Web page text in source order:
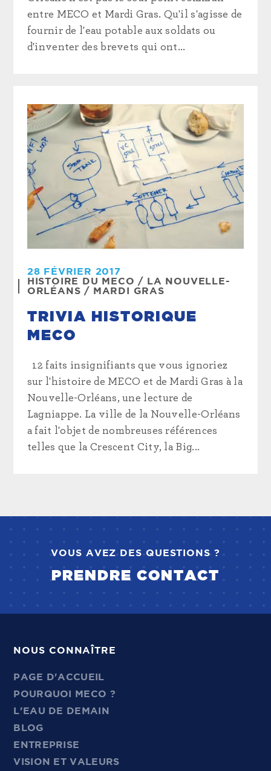
entre MECO et Mardi Gras. Qu'il s'agisse de
fournir de l'eau potable aux soldats ou
d'inventer des brevets qui ont...
28 FÉVRIER 2017
HISTOIRE DU MECO /
LA NOUVELLE-
ORLÉANS / MARDI GRAS
TRIVIA HISTORIQUE
MECO
12 faits insignifiants que vous ignoriez
sur l'histoire de MECO et de Mardi Gras à la
Nouvelle-Orléans, une lecture de
Lagniappe. La ville de la Nouvelle-Orléans
a fait l'objet de nombreuses références
telles que la Crescent City, la Big...
VOUS AVEZ DES QUESTIONS ?
PRENDRE CONTACT
NOUS CONNAÎTRE
PAGE D'ACCUEIL
POURQUOI MECO ?
L'EAU DE DEMAIN
BLOG
ENTREPRISE
VISION ET VALEURS